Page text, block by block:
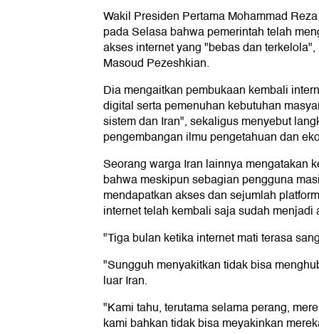
Wakil Presiden Pertama Mohammad
pada Selasa bahwa pemerintah telah
akses internet yang "bebas dan
Masoud Pezeshkian.
Dia mengaitkan pembukaan kembali
digital serta pemenuhan kebutuhan
sistem dan Iran", sekaligus menyebut
pengembangan ilmu pengetahuan dan
Seorang warga Iran lainnya mengatakan
bahwa meskipun sebagian pengguna
mendapatkan akses dan sejumlah
internet telah kembali saja sudah
"Tiga bulan ketika internet mati terasa
"Sungguh menyakitkan tidak bisa
luar Iran.
"Kami tahu, terutama selama perang,
kami bahkan tidak bisa meyakinkan